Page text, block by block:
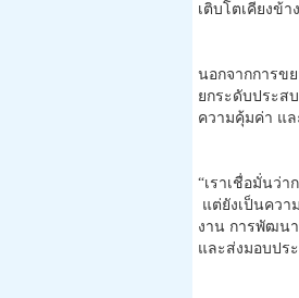
เติบโตเคียงข้า
นอกจากการข
ยกระดับประส
ความคุ้มค่า แล
“เราเชื่อมั่นว่า
แต่ยังเป็นควา
งาน การพัฒนา
และส่งมอบปร